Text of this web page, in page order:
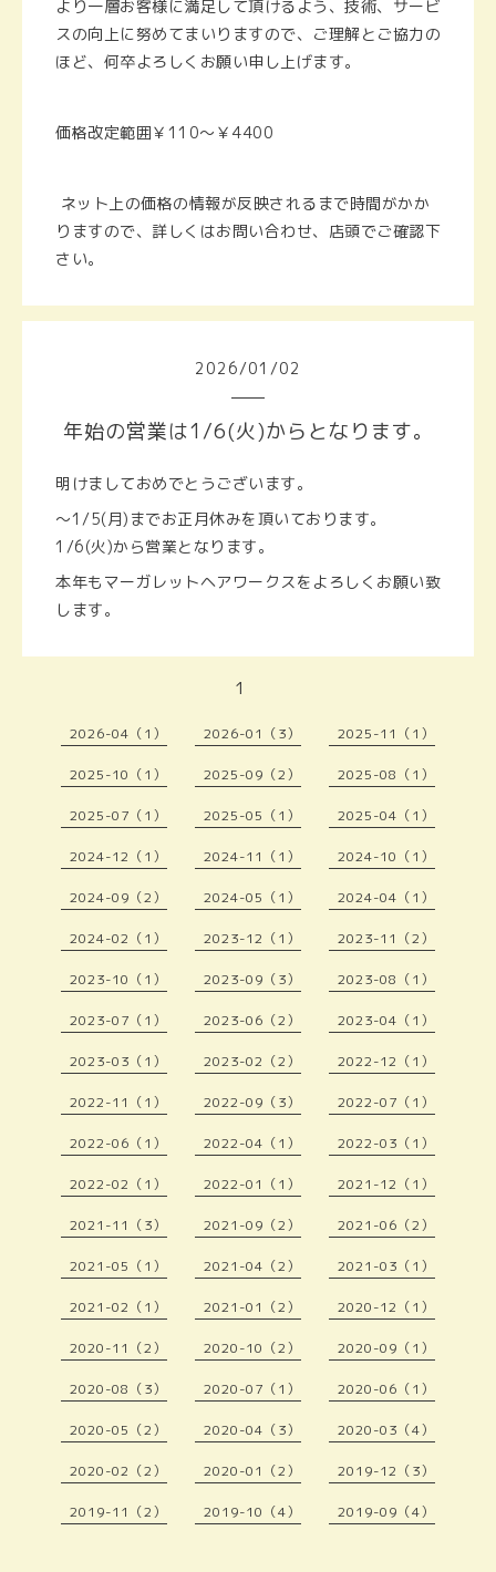
より一層お客様に満足して頂けるよう、技術、サービ
スの向上に努めてまいりますので、ご理解とご協力の
ほど、何卒よろしくお願い申し上げます。
価格改定範囲￥110～￥4400
ネット上の価格の情報が反映されるまで時間がかか
りますので、詳しくはお問い合わせ、店頭でご確認下
さい。
2026/01 /02
年始の営業は1/6(火)からとなります。
明けましておめでとうございます。
～1/5(月)までお正月休みを頂いております。
1/6(火)から営業となります。
本年もマーガレットヘアワークスをよろしくお願い致
します。
1
2026-04（1） 2026-01（3） 2025-11（1）
2025-10（1） 2025-09（2） 2025-08（1）
2025-07（1） 2025-05（1） 2025-04（1）
2024-12（1） 2024-11（1） 2024-10（1）
2024-09（2） 2024-05（1） 2024-04（1）
2024-02（1） 2023-12（1） 2023-11（2）
2023-10（1） 2023-09（3） 2023-08（1）
2023-07（1） 2023-06（2） 2023-04（1）
2023-03（1） 2023-02（2） 2022-12（1）
2022-11（1） 2022-09（3） 2022-07（1）
2022-06（1） 2022-04（1） 2022-03（1）
2022-02（1） 2022-01（1） 2021-12（1）
2021-11（3） 2021-09（2） 2021-06（2）
2021-05（1） 2021-04（2） 2021-03（1）
2021-02（1） 2021-01（2） 2020-12（1）
2020-11（2） 2020-10（2） 2020-09（1）
2020-08（3） 2020-07（1） 2020-06（1）
2020-05（2） 2020-04（3） 2020-03（4）
2020-02（2） 2020-01（2） 2019-12（3）
2019-11（2） 2019-10（4） 2019-09（4）